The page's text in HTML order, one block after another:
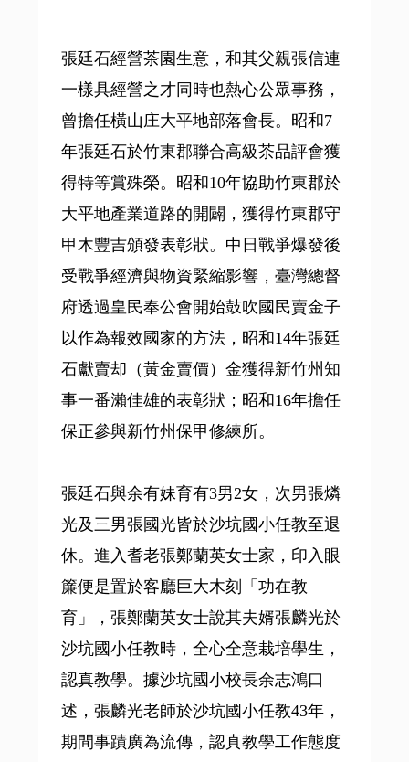
張廷石經營茶園生意，和其父親張信連
一樣具經營之才同時也熱心公眾事務，
曾擔任橫山庄大平地部落會長。昭和7
年張廷石於竹東郡聯合高級茶品評會獲
得特等賞殊榮。昭和10年協助竹東郡於
大平地產業道路的開闢，獲得竹東郡守
甲木豐吉頒發表彰狀。中日戰爭爆發後
受戰爭經濟與物資緊縮影響，臺灣總督
府透過皇民奉公會開始鼓吹國民賣金子
以作為報效國家的方法，昭和14年張廷
石獻賣却（黃金賣價）金獲得新竹州知
事一番瀨佳雄的表彰狀；昭和16年擔任
保正參與新竹州保甲修練所。
張廷石與余有妹育有3男2女，次男張燐
光及三男張國光皆於沙坑國小任教至退
休。進入耆老張鄭蘭英女士家，印入眼
簾便是置於客廳巨大木刻「功在教
育」，張鄭蘭英女士說其夫婿張麟光於
沙坑國小任教時，全心全意栽培學生，
認真教學。據沙坑國小校長余志鴻口
述，張麟光老師於沙坑國小任教43年，
期間事蹟廣為流傳，認真教學工作態度